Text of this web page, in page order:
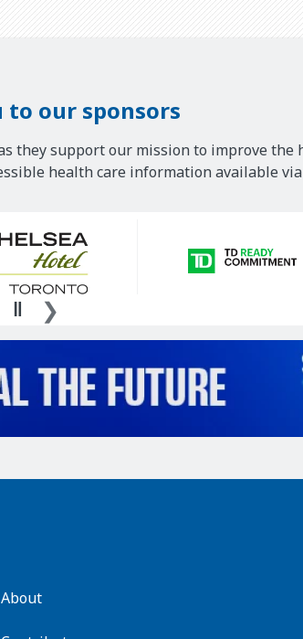
to our sponsors
they support our mission to improve the
health care information available
About